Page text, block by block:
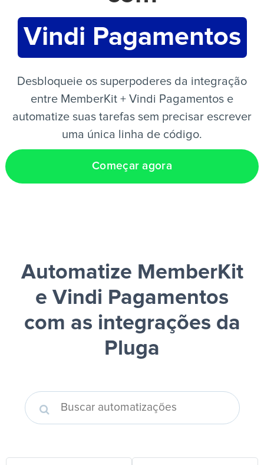
PT
Vindi Pagamentos
Desbloqueie os superpoderes da integração
entre MemberKit + Vindi Pagamentos e
automatize suas tarefas sem precisar escrever
uma única linha de código.
Começar agora
Automatize MemberKit
e Vindi Pagamentos
com as integrações da
Pluga